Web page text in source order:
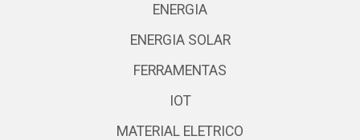
ENERGIA
ENERGIA SOLAR
FERRAMENTAS
IOT
MATERIAL ELETRICO